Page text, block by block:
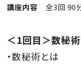
講座内容全3回 90
＜1回目＞数秘
・数秘術とは